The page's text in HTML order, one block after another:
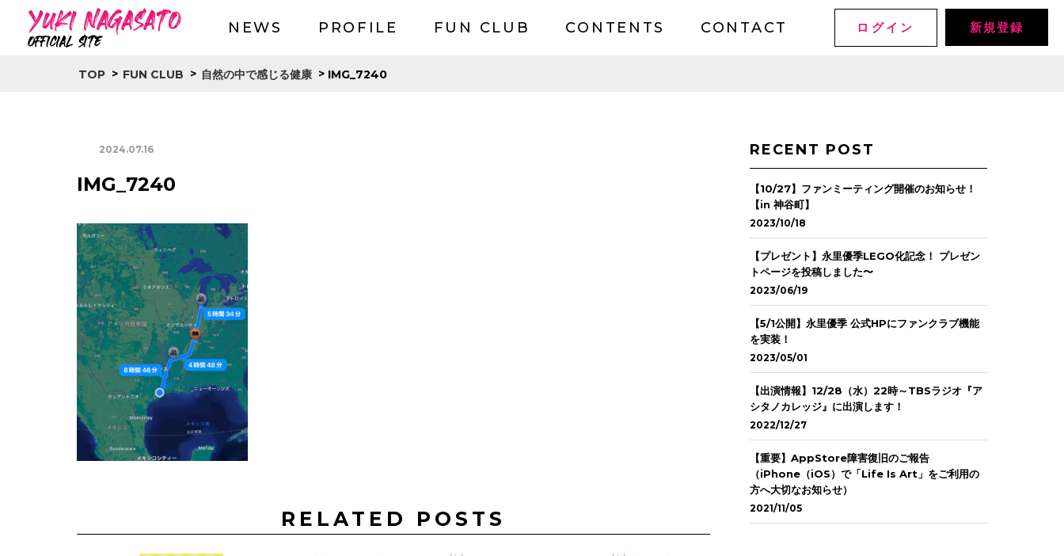
NEWS PROFILE FUN CLUB CONTENTS CONTACT ログイン 新規登録
TOP > FUN CLUB > 自然の中で感じる健康 > IMG_7240
2024.07.16
IMG_7240
RELATED POSTS
RECENT POST
【10/27】ファンミーティング開催のお知らせ！
【in 神谷町】
2023/10/18
【プレゼント】永里優季LEGO化記念！ プレゼン
トページを投稿しました〜
2023/06/19
【5/1公開】永里優季 公式HPにファンクラブ機能
を実装！
2023/05/01
【出演情報】12/28（水）22時～TBSラジオ『ア
シタノカレッジ』に出演します！
2022/12/27
【重要】AppStore障害復旧のご報告
（iPhone（iOS）で「Life Is Art」をご利用の
方へ大切なお知らせ）
2021/11/05